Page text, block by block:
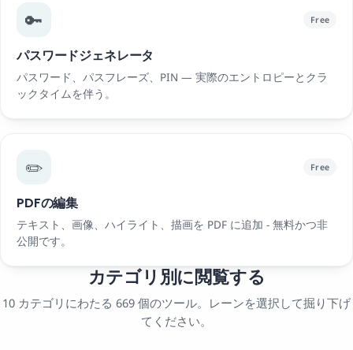
🔑 Free
パスワードジェネレータ
パスワード、パスフレーズ、PIN — 実際のエントロピーとクラ
ックタイムを伴う。
✏️ Free
PDFの編集
テキスト、画像、ハイライト、描画を PDF に追加 - 無料かつ非
公開です。
カテゴリ別に閲覧する
10 カテゴリにわたる 669 個のツール。レーンを選択して掘り下げ
てください。